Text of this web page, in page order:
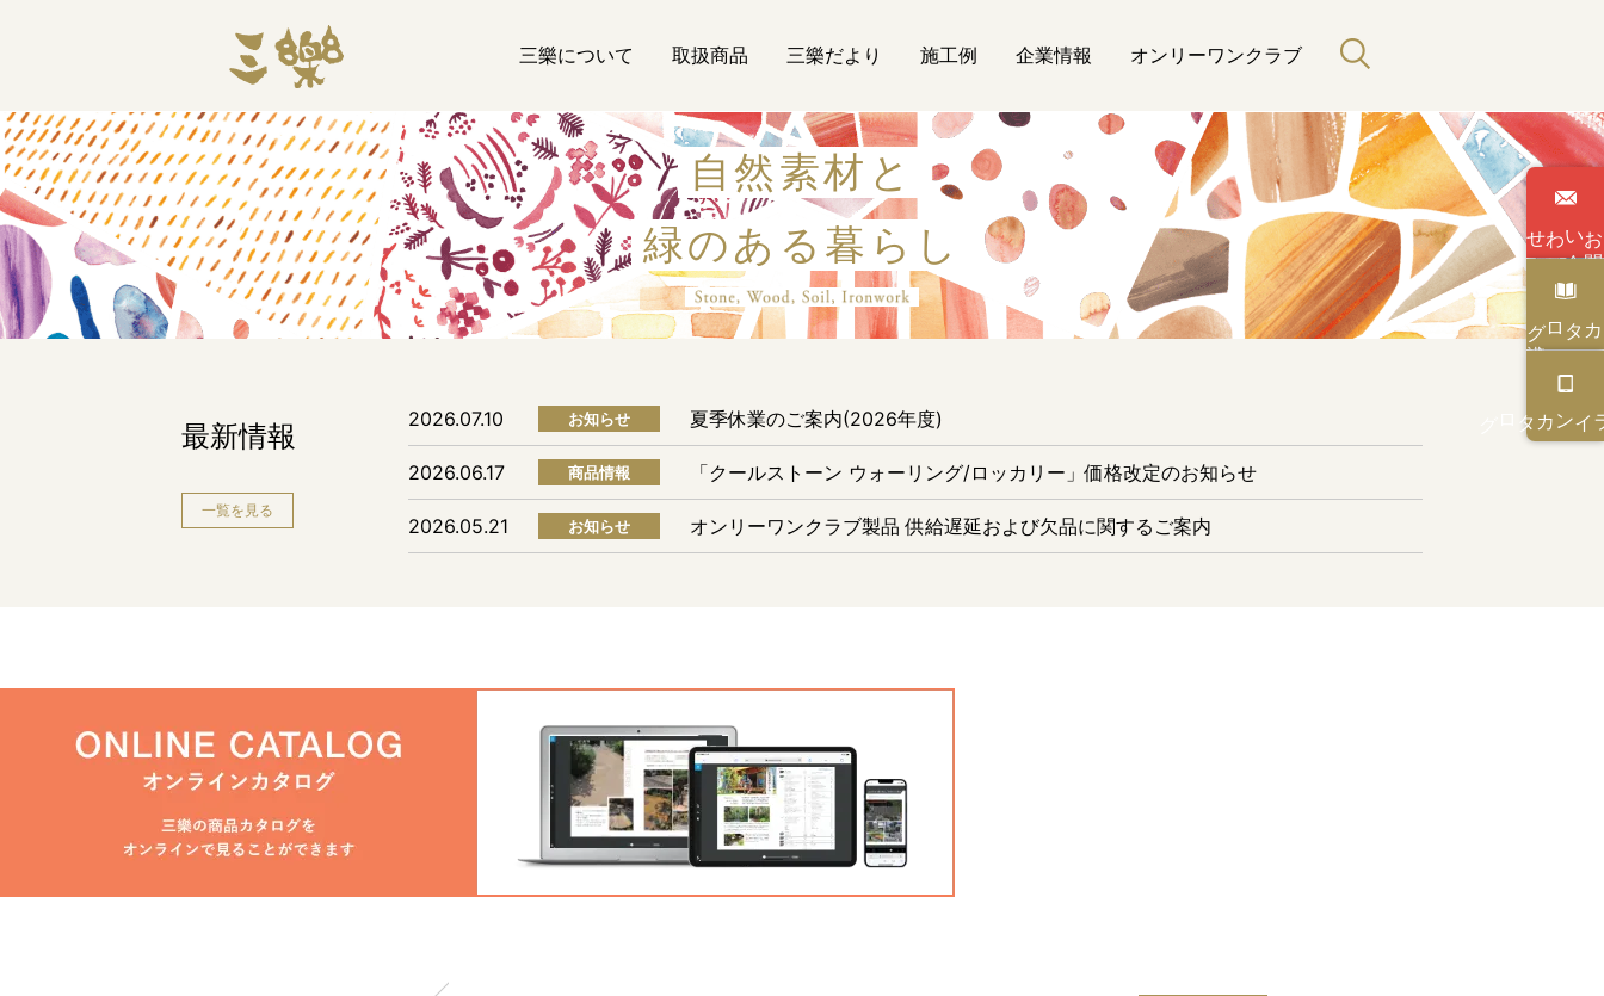
い
わせ
カタログ
オンライン
三樂について 取扱商品 三樂だより 施工例 企業情報 オンリーワンクラブ
自然素材と
緑のある暮らし
最新情報
一覧を見る
2026.07.10 お知らせ 夏季休業のご案内(2026年度)
2026.06.17 商品情報 「クールストーン ウォーリング/ロッカリー」価格改定のお知らせ
2026.05.21 お知らせ オンリーワンクラブ製品 供給遅延および欠品に関するご案内